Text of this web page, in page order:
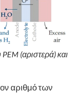
(αριστερά) και
αριθμό των